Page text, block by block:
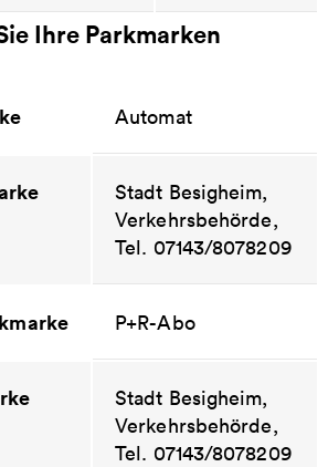
Ihre Parkmarken
Automat
Stadt Besigheim,
Verkehrsbehörde,
Tel. 07143/8078209
P+R-Abo
Stadt Besigheim,
Verkehrsbehörde,
Tel. 07143/8078209